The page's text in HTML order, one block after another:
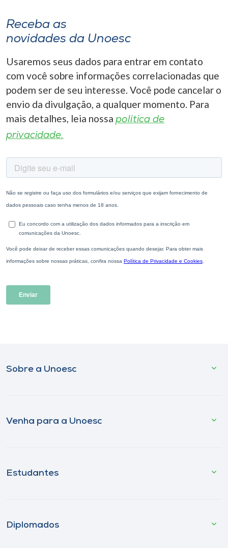
Receba as
novidades da Unoesc
Usaremos seus dados para entrar em contato
com você sobre informações correlacionadas que
podem ser de seu interesse. Você pode cancelar o
envio da divulgação, a qualquer momento. Para
mais detalhes, leia nossa política de
privacidade.
Sobre a Unoesc
Venha para a Unoesc
Estudantes
Diplomados